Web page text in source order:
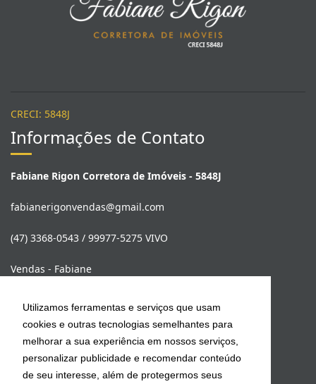
Utilizamos ferramentas e serviços que usam
cookies e outras tecnologias semelhantes para
melhorar a sua experiência em nossos serviços,
personalizar publicidade e recomendar conteúdo
de seu interesse, além de protegermos seus
CRECI: 5848J
Informações de Contato
Fabiane Rigon Corretora de Imóveis - 5848J
fabianerigonvendas@gmail.com
(47) 3368-0543 / 99977-5275 VIVO
Vendas - Fabiane
Locação Anual - Franco Farias
(47) 99978-9653
fabianerigonimoveis@gmail.com